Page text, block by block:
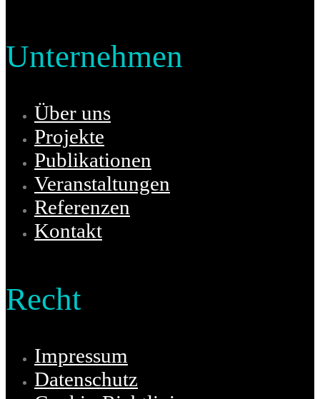
Unternehmen
Über uns
Projekte
Publikationen
Veranstaltungen
Referenzen
Kontakt
Recht
Impressum
Datenschutz